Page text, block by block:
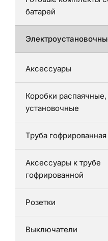
батарей
Аксессуары
Коробки распаячные,
установочные
Труба гофрированная
Аксессуары к трубе
гофрированной
Розетки
Выключатели